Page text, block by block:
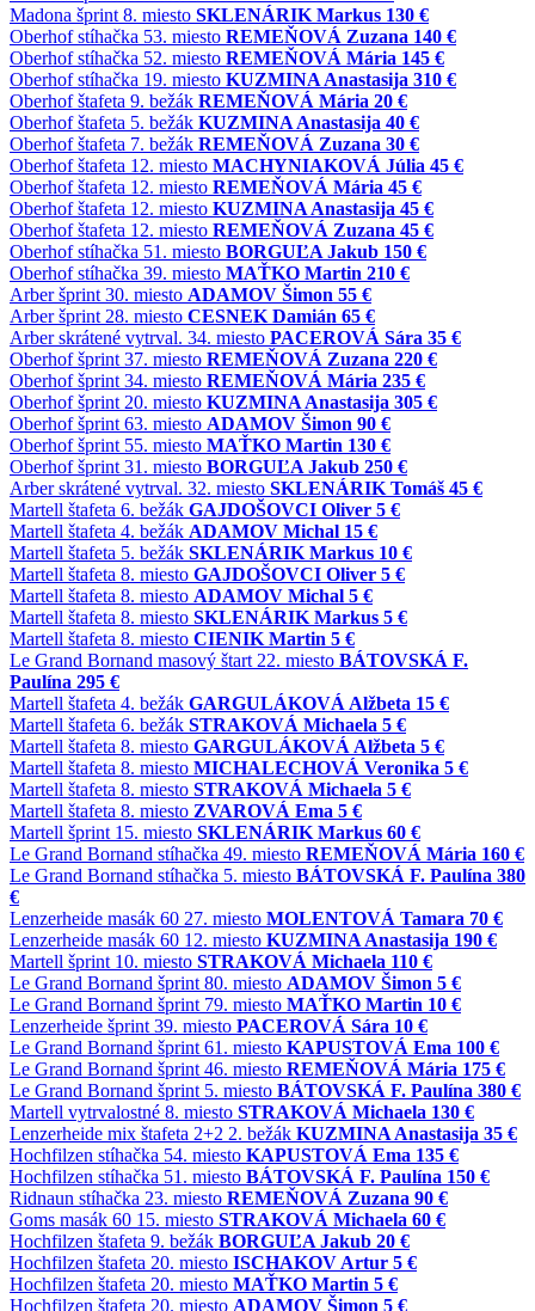
Madona šprint 8. miesto SKLENÁRIK Markus 130 €
Oberhof stíhačka 53. miesto REMEŇOVÁ Zuzana 140 €
Oberhof stíhačka 52. miesto REMEŇOVÁ Mária 145 €
Oberhof stíhačka 19. miesto KUZMINA Anastasija 310 €
Oberhof štafeta 9. bežák REMEŇOVÁ Mária 20 €
Oberhof štafeta 5. bežák KUZMINA Anastasija 40 €
Oberhof štafeta 7. bežák REMEŇOVÁ Zuzana 30 €
Oberhof štafeta 12. miesto MACHYNIAKOVÁ Júlia 45 €
Oberhof štafeta 12. miesto REMEŇOVÁ Mária 45 €
Oberhof štafeta 12. miesto KUZMINA Anastasija 45 €
Oberhof štafeta 12. miesto REMEŇOVÁ Zuzana 45 €
Oberhof stíhačka 51. miesto BORGUĽA Jakub 150 €
Oberhof stíhačka 39. miesto MAŤKO Martin 210 €
Arber šprint 30. miesto ADAMOV Šimon 55 €
Arber šprint 28. miesto CESNEK Damián 65 €
Arber skrátené vytrval. 34. miesto PACEROVÁ Sára 35 €
Oberhof šprint 37. miesto REMEŇOVÁ Zuzana 220 €
Oberhof šprint 34. miesto REMEŇOVÁ Mária 235 €
Oberhof šprint 20. miesto KUZMINA Anastasija 305 €
Oberhof šprint 63. miesto ADAMOV Šimon 90 €
Oberhof šprint 55. miesto MAŤKO Martin 130 €
Oberhof šprint 31. miesto BORGUĽA Jakub 250 €
Arber skrátené vytrval. 32. miesto SKLENÁRIK Tomáš 45 €
Martell štafeta 6. bežák GAJDOŠOVCI Oliver 5 €
Martell štafeta 4. bežák ADAMOV Michal 15 €
Martell štafeta 5. bežák SKLENÁRIK Markus 10 €
Martell štafeta 8. miesto GAJDOŠOVCI Oliver 5 €
Martell štafeta 8. miesto ADAMOV Michal 5 €
Martell štafeta 8. miesto SKLENÁRIK Markus 5 €
Martell štafeta 8. miesto CIENIK Martin 5 €
Le Grand Bornand masový štart 22. miesto BÁTOVSKÁ F.
Paulína 295 €
Martell štafeta 4. bežák GARGULÁKOVÁ Alžbeta 15 €
Martell štafeta 6. bežák STRAKOVÁ Michaela 5 €
Martell štafeta 8. miesto GARGULÁKOVÁ Alžbeta 5 €
Martell štafeta 8. miesto MICHALECHOVÁ Veronika 5 €
Martell štafeta 8. miesto STRAKOVÁ Michaela 5 €
Martell štafeta 8. miesto ZVAROVÁ Ema 5 €
Martell šprint 15. miesto SKLENÁRIK Markus 60 €
Le Grand Bornand stíhačka 49. miesto REMEŇOVÁ Mária 160 €
Le Grand Bornand stíhačka 5. miesto BÁTOVSKÁ F. Paulína 380
€
Lenzerheide masák 60 27. miesto MOLENTOVÁ Tamara 70 €
Lenzerheide masák 60 12. miesto KUZMINA Anastasija 190 €
Martell šprint 10. miesto STRAKOVÁ Michaela 110 €
Le Grand Bornand šprint 80. miesto ADAMOV Šimon 5 €
Le Grand Bornand šprint 79. miesto MAŤKO Martin 10 €
Lenzerheide šprint 39. miesto PACEROVÁ Sára 10 €
Le Grand Bornand šprint 61. miesto KAPUSTOVÁ Ema 100 €
Le Grand Bornand šprint 46. miesto REMEŇOVÁ Mária 175 €
Le Grand Bornand šprint 5. miesto BÁTOVSKÁ F. Paulína 380 €
Martell vytrvalostné 8. miesto STRAKOVÁ Michaela 130 €
Lenzerheide mix štafeta 2+2 2. bežák KUZMINA Anastasija 35 €
Hochfilzen stíhačka 54. miesto KAPUSTOVÁ Ema 135 €
Hochfilzen stíhačka 51. miesto BÁTOVSKÁ F. Paulína 150 €
Ridnaun stíhačka 23. miesto REMEŇOVÁ Zuzana 90 €
Goms masák 60 15. miesto STRAKOVÁ Michaela 60 €
Hochfilzen štafeta 9. bežák BORGUĽA Jakub 20 €
Hochfilzen štafeta 20. miesto ISCHAKOV Artur 5 €
Hochfilzen štafeta 20. miesto MAŤKO Martin 5 €
Hochfilzen štafeta 20. miesto ADAMOV Šimon 5 €